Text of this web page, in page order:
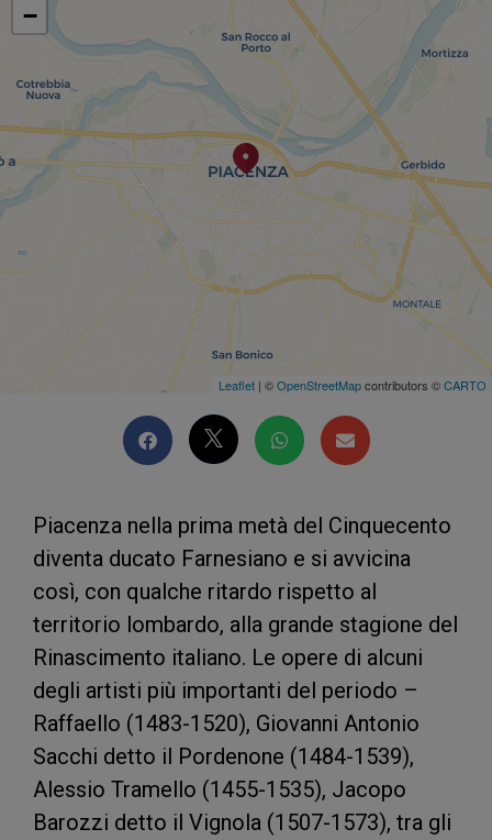
−
Leaflet | ©OpenStreetMapcontributors ©CARTO
Piacenza nella prima metà del Cinquecento
diventa ducato Farnesiano e si avvicina
così, con qualche ritardo rispetto al
territorio lombardo, alla grande stagione del
Rinascimento italiano. Le opere di alcuni
degli artisti più importanti del periodo –
Raffaello (1483-1520), Giovanni Antonio
Sacchi detto il Pordenone (1484-1539),
Alessio Tramello (1455-1535), Jacopo
Barozzi detto il Vignola (1507-1573), tra gli